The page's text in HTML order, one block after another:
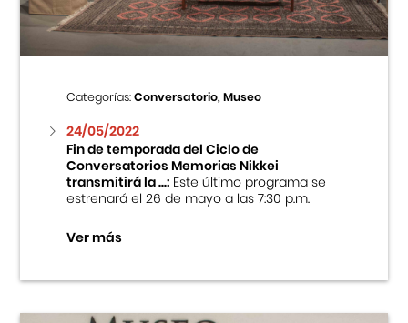
Categorías:Conversatorio, Museo
24/05/2022
Fin de temporada del Ciclo de
Conversatorios Memorias Nikkei
transmitirá la ...:Este último programa se
estrenará el 26 de mayo a las 7:30 p.m.
Ver más